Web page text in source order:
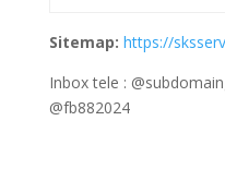
Sitemap: https://
Inbox tele :
@fb882024